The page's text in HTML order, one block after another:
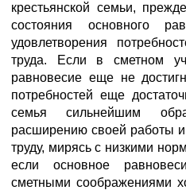
крестьянской семьи,
состояния основного
удовлетворения
труда. Если в сметном
равновесие еще не
потребностей еще
семья сильнейшим
расширению своей работы
труду, мирясь с низкими
если основное
сметными соображениями